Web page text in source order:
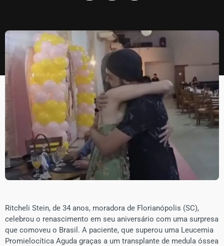
Ritcheli Stein, de 34 anos, moradora de Florianópolis (SC),
celebrou o renascimento em seu aniversário com uma surpresa
que comoveu o Brasil. A paciente, que superou uma Leucemia
Promielocítica Aguda graças a um transplante de medula óssea